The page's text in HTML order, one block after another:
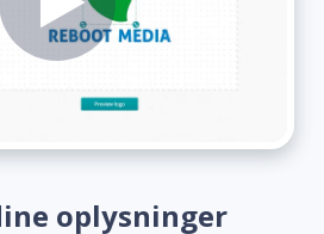
oplysninger